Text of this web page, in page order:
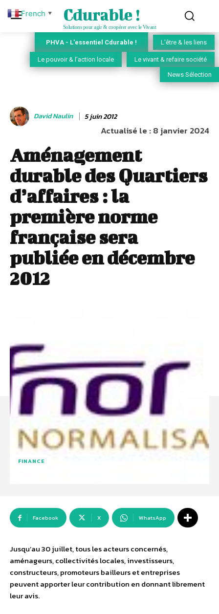
Cdurable !
Solutions pour agir & coopérer avec le Vivant
PHVA - L'essentiel Cdurable ! L'être & les liens
Le pouvoir & l'action locale Le vivant & refaire société
News Sélection
David Naulin 5 juin 2012
Actualisé le :8 janvier 2024
Aménagement
durable des Quartiers
d’affaires : la
première norme
française sera
publiée en décembre
2012
FINANCE
Facebook X WhatsApp
Jusqu’au 30 juillet, tous les acteurs concernés,
aménageurs, collectivités locales, investisseurs,
constructeurs, promoteurs bailleurs et entreprises
peuvent apporter leur contribution en donnant librement
leur avis.
French ▼